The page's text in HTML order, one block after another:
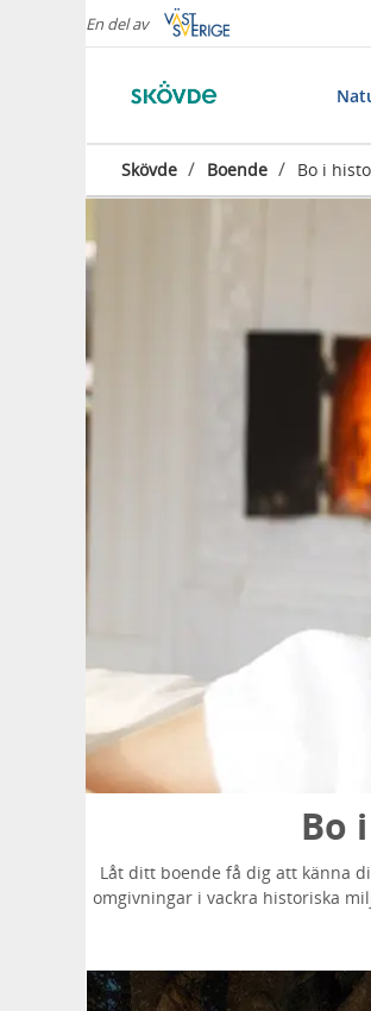
En del av
Skövde / Boende / Bo i
Bo
Låt ditt boende få dig att känna
omgivningar i vackra historiska